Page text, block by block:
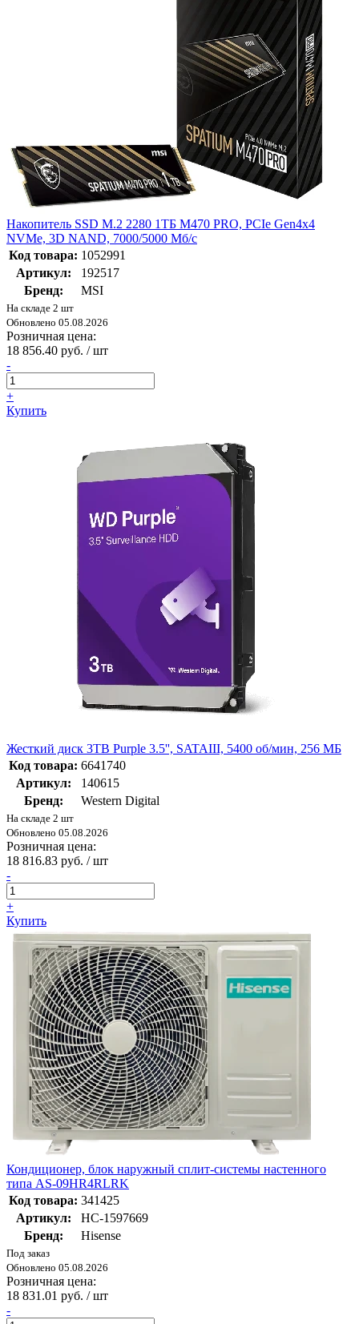
Накопитель SSD M.2 2280 1ТБ M470 PRO, PCIe Gen4x4
NVMe, 3D NAND, 7000/5000 Мб/с
Код товара: 1052991
Артикул:
192517
Бренд:
MSI
На складе 2 шт
Обновлено 05.08.2026
Розничная цена:
18 856.40 руб. / шт
-
+
Купить
Жесткий диск 3TB Purple 3.5'', SATAIII, 5400 об/мин, 256 МБ
Код товара: 6641740
Артикул:
140615
Бренд:
Western Digital
На складе 2 шт
Обновлено 05.08.2026
Розничная цена:
18 816.83 руб. / шт
-
+
Купить
Кондиционер, блок наружный сплит-системы настенного
типа AS-09HR4RLRK
Код товара: 341425
Артикул:
НС-1597669
Бренд:
Hisense
Под заказ
Обновлено 05.08.2026
Розничная цена:
18 831.01 руб. / шт
-